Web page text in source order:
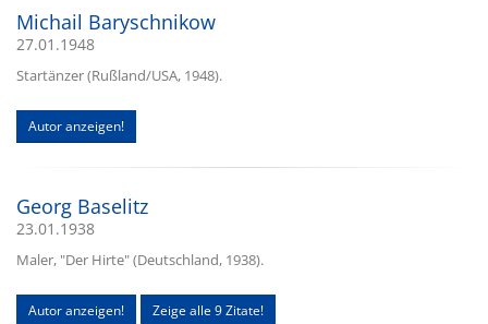
Michail Baryschnikow
27.01.1948
Startänzer (Rußland/USA, 1948).
Autor anzeigen!
Georg Baselitz
23.01.1938
Maler, "Der Hirte" (Deutschland, 1938).
Autor anzeigen! Zeige alle 9 Zitate!